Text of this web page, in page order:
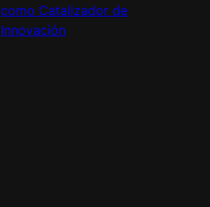
como Catalizador de
Innovación